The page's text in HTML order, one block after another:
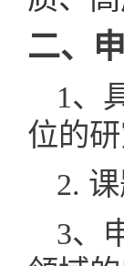
二、
1、
位的
2.
3、